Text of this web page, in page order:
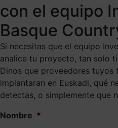
con el equipo
Basque
Si necesitas que el equipo
analice tu proyecto, tan solo
Dinos que proveedores tuyos
implantaran en Euskadi, qué
detectas, o simplemente que
Nombre *